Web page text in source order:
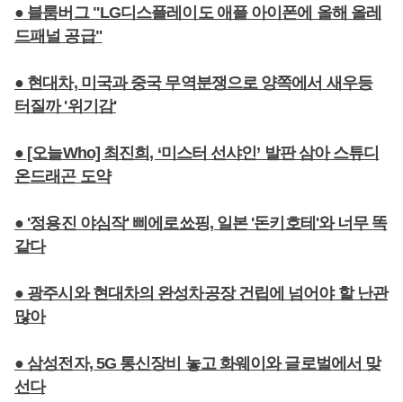
● 블룸버그 "LG디스플레이도 애플 아이폰에 올해 올레
드패널 공급"
● 현대차, 미국과 중국 무역분쟁으로 양쪽에서 새우등
터질까 '위기감'
● [오늘Who] 최진희, ‘미스터 선샤인’ 발판 삼아 스튜디
온드래곤 도약
● '정용진 야심작' 삐에로쑈핑, 일본 '돈키호테'와 너무 똑
같다
● 광주시와 현대차의 완성차공장 건립에 넘어야 할 난관
많아
● 삼성전자, 5G 통신장비 놓고 화웨이와 글로벌에서 맞
선다